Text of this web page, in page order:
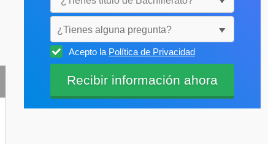
¿Tienes alguna pregunta?
Selecciónala
Acepto la Política de Privacidad